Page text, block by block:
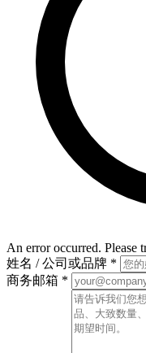
An error occurred. Please
姓名 / 公司或品牌 *
商务邮箱 *